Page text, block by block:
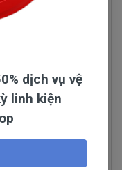
dịch vụ vệ
linh kiện